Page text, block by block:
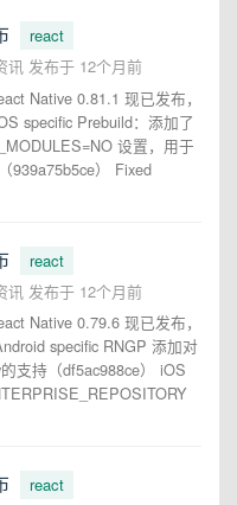
react
讯 发布于 12个月前
Native 0.81.1 现已发布，
specific Prebuild：添加了
设置，用于
939a75b5ce） Fixed
react
讯 发布于 12个月前
Native 0.79.6 现已发布，
specific RNGP 添加对
支持（df5ac988ce） iOS
react